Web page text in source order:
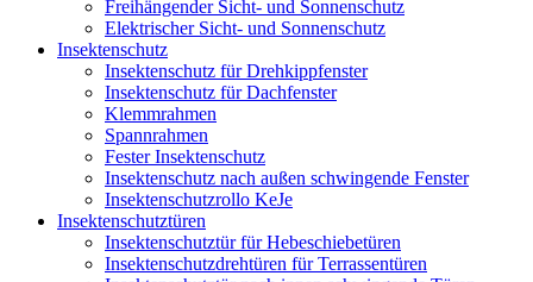
Freihängender Sicht- und Sonnenschutz
Elektrischer Sicht- und Sonnenschutz
Insektenschutz
Insektenschutz für Drehkippfenster
Insektenschutz für Dachfenster
Klemmrahmen
Spannrahmen
Fester Insektenschutz
Insektenschutz nach außen schwingende Fenster
Insektenschutzrollo KeJe
Insektenschutztüren
Insektenschutztür für Hebeschiebetüren
Insektenschutzdrehtüren für Terrassentüren